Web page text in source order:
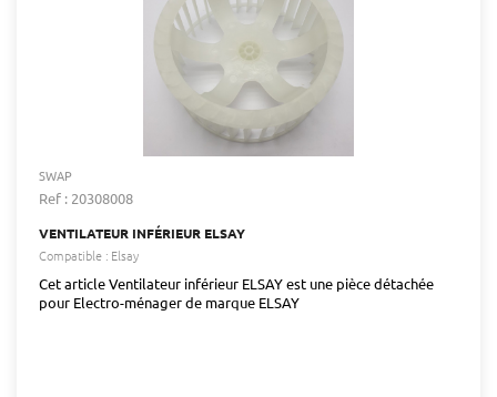
SWAP
Ref : 20308008
VENTILATEUR INFÉRIEUR ELSAY
Compatible : Elsay
Cet article Ventilateur inférieur ELSAY est une pièce détachée
pour Electro-ménager de marque ELSAY